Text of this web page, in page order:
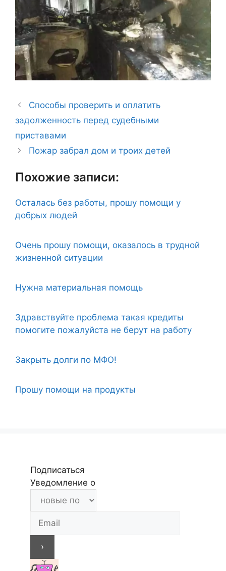
Способы проверить и оплатить
задолженность перед судебными
приставами
Пожар забрал дом и троих детей
Похожие записи:
Осталась без работы, прошу помощи у
добрых людей
Очень прошу помощи, оказалось в трудной
жизненной ситуации
Нужна материальная помощь
Здравствуйте проблема такая кредиты
помогите пожалуйста не берут на работу
Закрыть долги по МФО!
Прошу помощи на продукты
Подписаться
Уведомление о